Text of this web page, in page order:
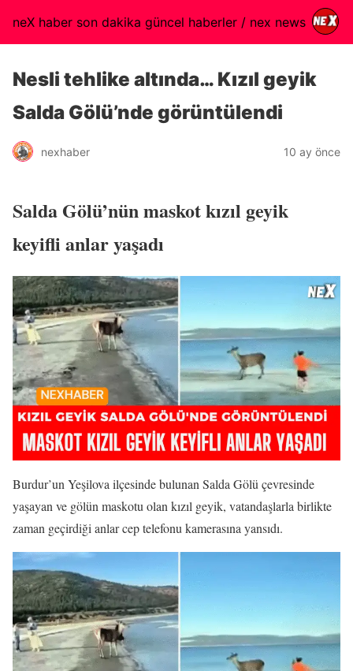
neX haber son dakika güncel haberler / nex news
Nesli tehlike altında… Kızıl geyik
Salda Gölü’nde görüntülendi
nexhaber 10 ay önce
Salda Gölü’nün maskot kızıl geyik
keyifli anlar yaşadı
Burdur’un Yeşilova ilçesinde bulunan Salda Gölü çevresinde
yaşayan ve gölün maskotu olan kızıl geyik, vatandaşlarla birlikte
zaman geçirdiği anlar cep telefonu kamerasına yansıdı.